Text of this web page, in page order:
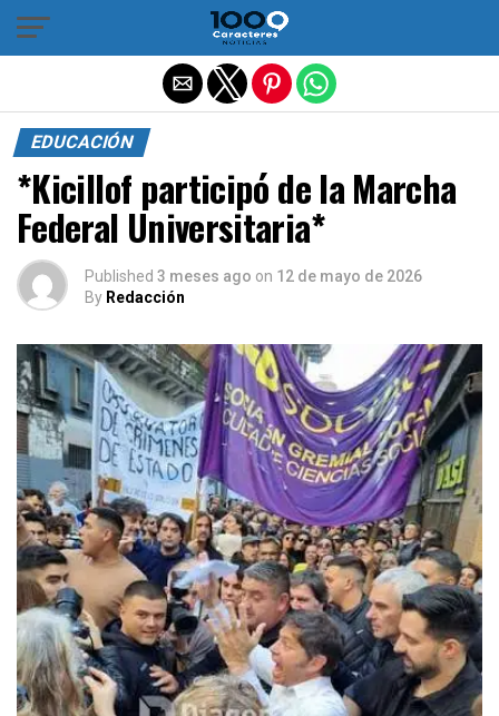
EDUCACIÓN
*Kicillof participó de la Marcha
Federal Universitaria*
Published 3 meses ago on 12 de mayo de 2026
By Redacción
Salir de la versión móvil